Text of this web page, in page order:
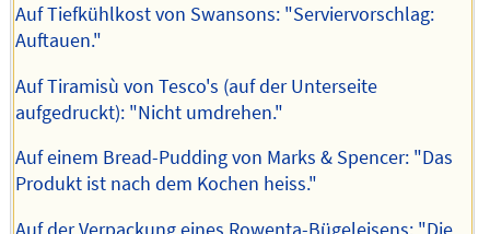
Auf Tiefkühlkost von Swansons: "Serviervorschlag:
Auftauen."
Auf Tiramisù von Tesco's (auf der Unterseite
aufgedruckt): "Nicht umdrehen."
Auf einem Bread-Pudding von Marks & Spencer: "Das
Produkt ist nach dem Kochen heiss."